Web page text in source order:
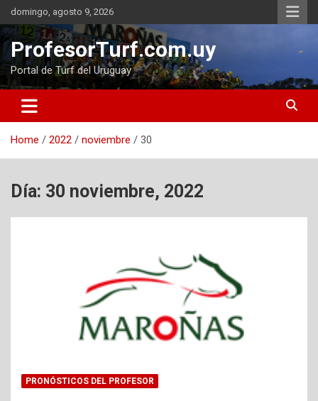
Skip
to
content
domingo, agosto 9, 2026
ProfesorTurf.com.uy
Portal de Turf del Uruguay
Home 2022 noviembre 30
Día: 30 noviembre, 2022
PRONÓSTICOS DEL PROFESOR